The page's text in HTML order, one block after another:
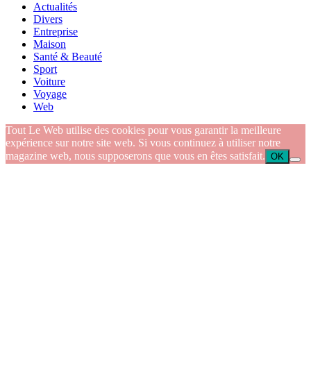
Actualités
Divers
Entreprise
Maison
Santé & Beauté
Sport
Voiture
Voyage
Web
Tout Le Web utilise des cookies pour vous garantir la meilleure
expérience sur notre site web. Si vous continuez à utiliser notre
magazine web, nous supposerons que vous en êtes satisfait. OK